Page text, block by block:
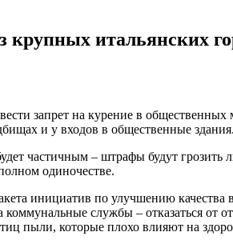
итальянских
запрет на курение в
и у входов в общественные здания.
частичным – штрафы будут
одиночестве.
инициатив по улучшению качества
коммунальные службы – отказаться
пыли, которые плохо влияют на